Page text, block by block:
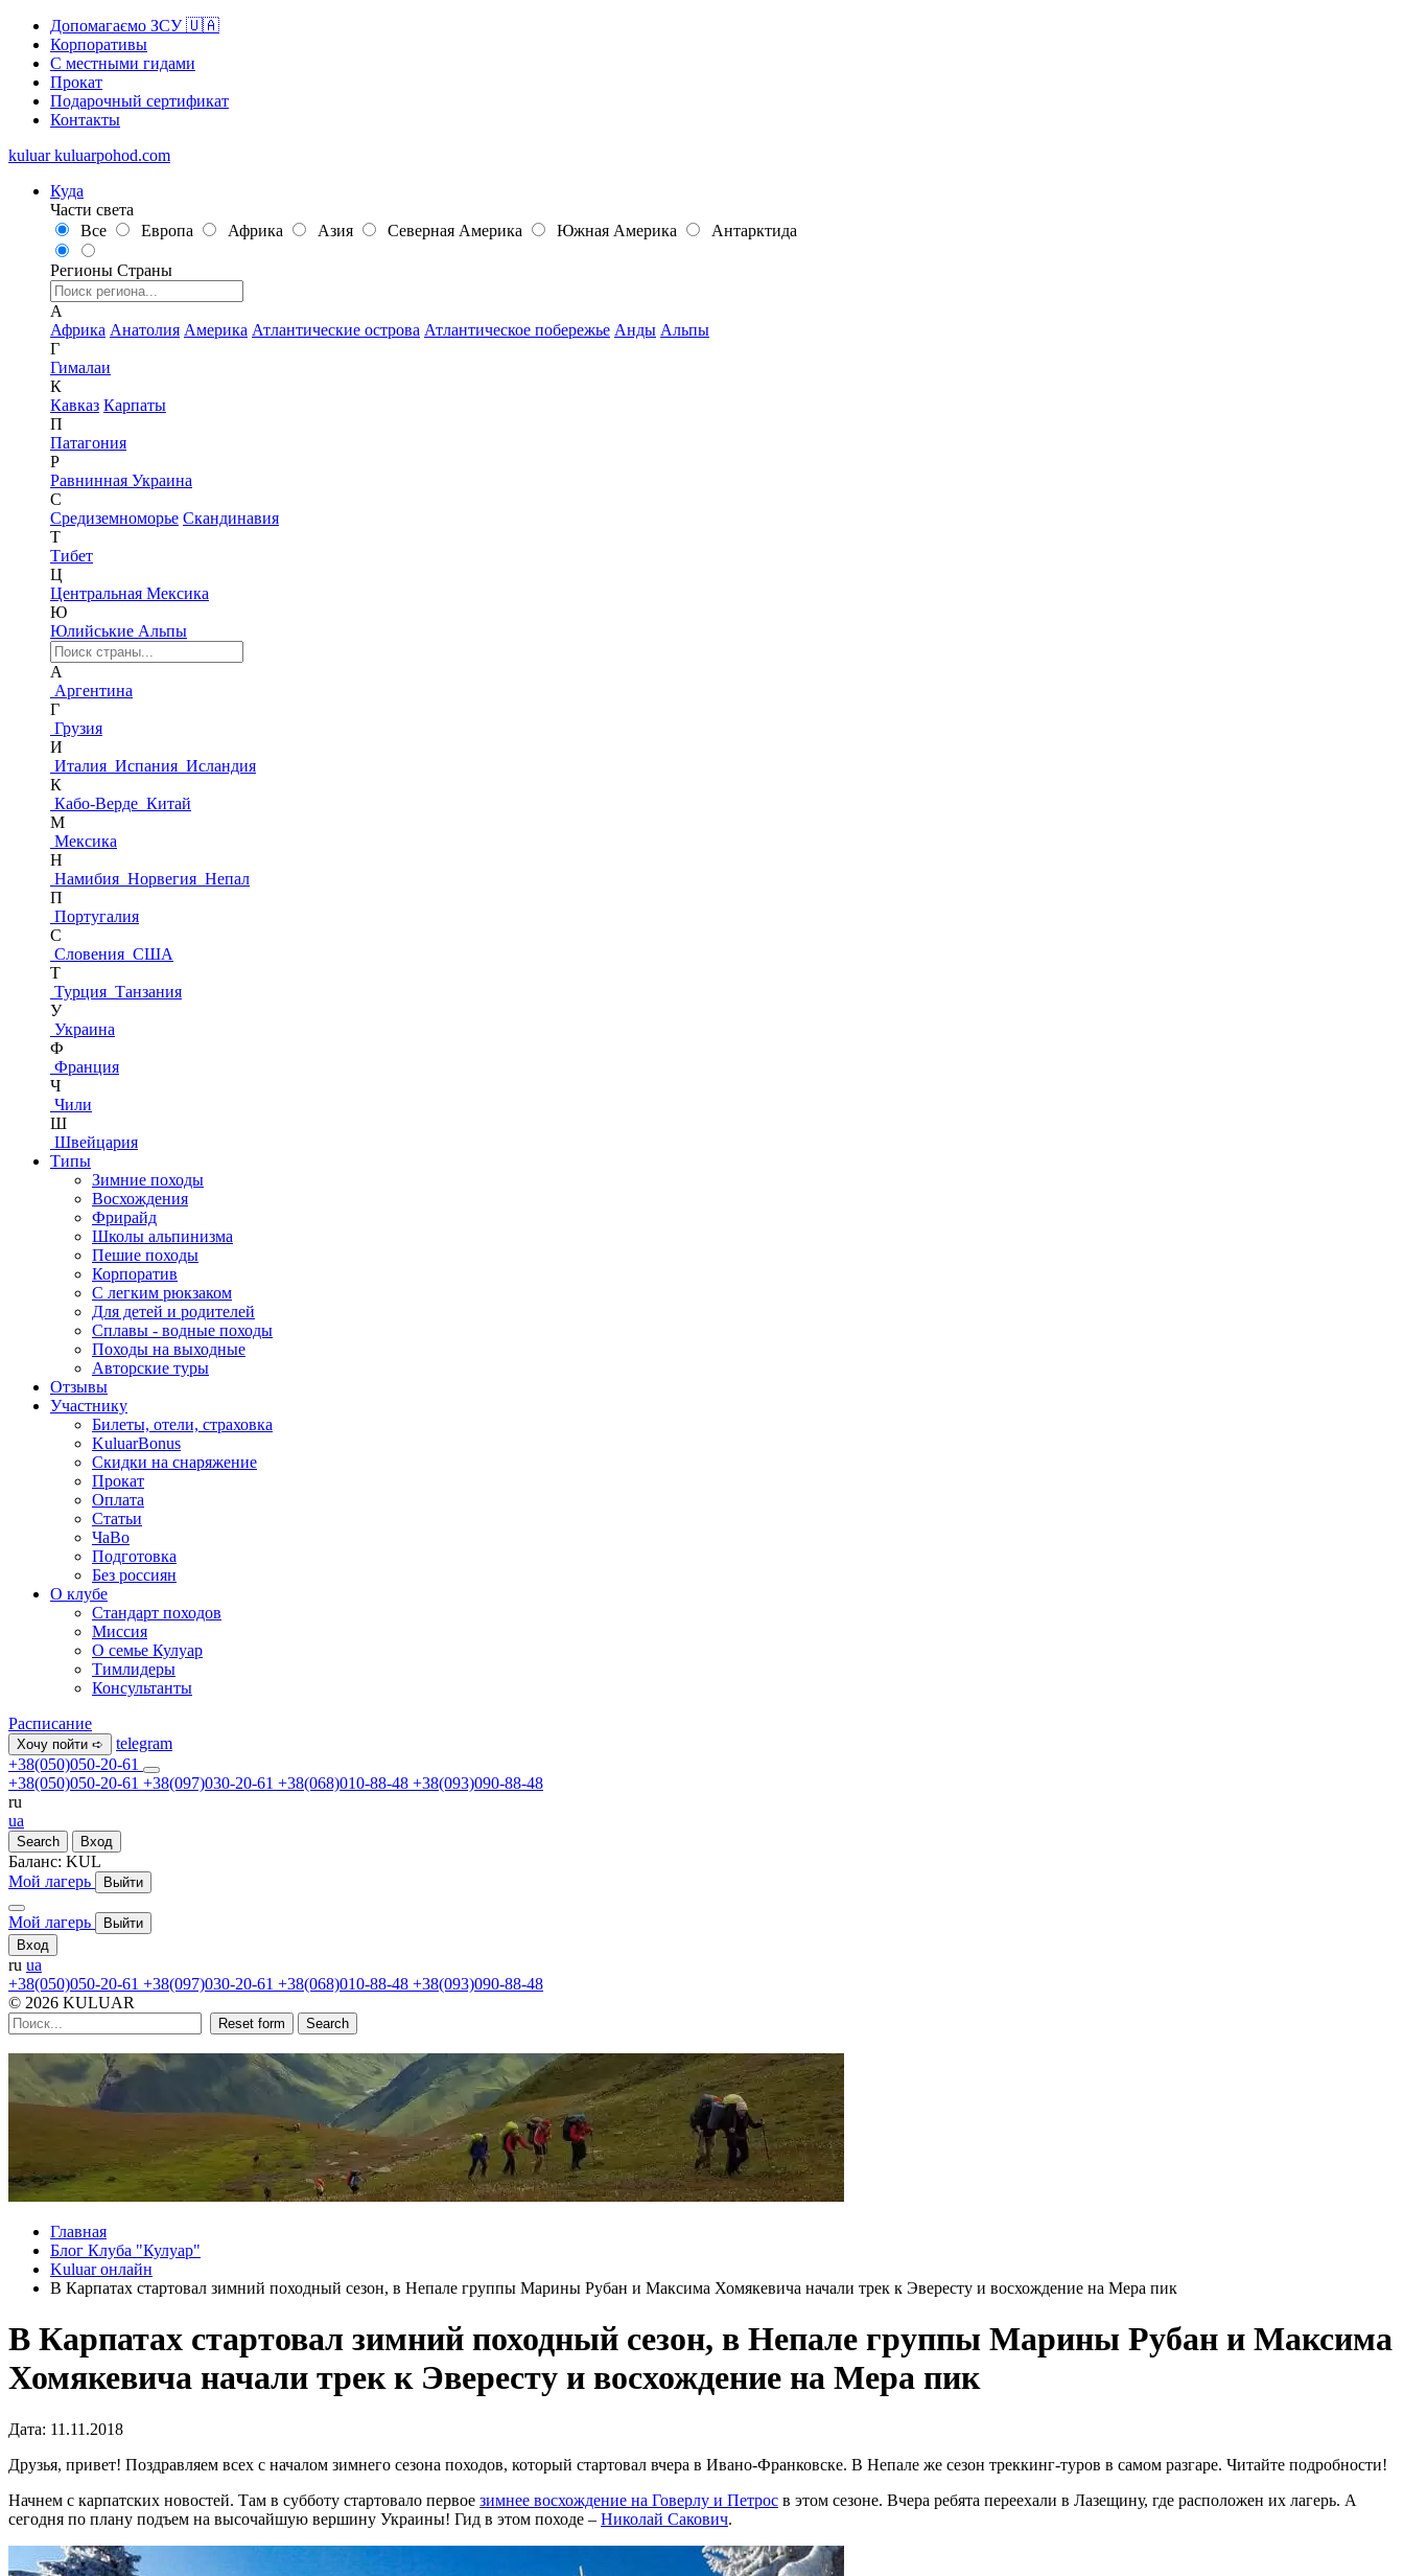
Допомагаємо ЗСУ 🇺🇦
Корпоративы
С местными гидами
Прокат
Подарочный сертификат
Контакты
kuluar kuluarpohod.com
Куда
Части света
Все
Европа Африка Азия Северная Америка Южная Америка Антарктида
Регионы Страны
А
Африка Анатолия Америка Атлантические острова Атлантическое побережье Анды Альпы
Г
Гималаи
К
Кавказ Карпаты
П
Патагония
Р
Равнинная Украина
С
Средиземноморье Скандинавия
Т
Тибет
Ц
Центральная Мексика
Ю
Юлийськие Альпы
А
Аргентина
Г
Грузия
И
Италия Испания Исландия
К
Кабо-Верде Китай
М
Мексика
Н
Намибия Норвегия Непал
П
Португалия
С
Словения США
Т
Турция Танзания
У
Украина
Ф
Франция
Ч
Чили
Ш
Швейцария
Типы
Зимние походы
Восхождения
Фрирайд
Школы альпинизма
Пешие походы
Корпоратив
С легким рюкзаком
Для детей и родителей
Сплавы - водные походы
Походы на выходные
Авторские туры
Отзывы
Участнику
Билеты, отели, страховка
KuluarBonus
Скидки на снаряжение
Прокат
Оплата
Статьи
ЧаВо
Подготовка
Без россиян
О клубе
Стандарт походов
Миссия
О семье Кулуар
Тимлидеры
Консультанты
Расписание
Хочу пойти ➪
telegram
+38(050)050-20-61
+38(050)050-20-61 +38(097)030-20-61 +38(068)010-88-48 +38(093)090-88-48
ru
ua
Search Вход
Баланс: KUL
Мой лагерь
Выйти
Мой лагерь
Выйти
Вход
ru ua
+38(050)050-20-61 +38(097)030-20-61 +38(068)010-88-48 +38(093)090-88-48
© 2026 KULUAR
Reset form Search
Главная
Блог Клуба "Кулуар"
Kuluar онлайн
В Карпатах стартовал зимний походный сезон, в Непале группы Марины Рубан и Максима Хомякевича начали трек к Эвересту и восхождение на Мера пик
В Карпатах стартовал зимний походный сезон, в Непале группы Марины Рубан и Максима
Хомякевича начали трек к Эвересту и восхождение на Мера пик
Дата: 11.11.2018
Друзья, привет! Поздравляем всех с началом зимнего сезона походов, который стартовал вчера в Ивано-Франковске. В Непале же сезон треккинг-туров в самом разгаре. Читайте подробности!
Начнем с карпатских новостей. Там в субботу стартовало первое зимнее восхождение на Говерлу и Петрос в этом сезоне. Вчера ребята переехали в Лазещину, где расположен их лагерь. А
сегодня по плану подъем на высочайшую вершину Украины! Гид в этом походе – Николай Сакович.